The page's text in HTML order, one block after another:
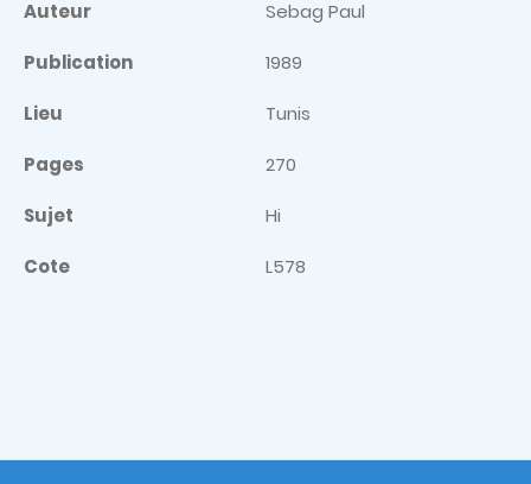
Auteur Sebag Paul
Publication 1989
Lieu Tunis
Pages 270
Sujet Hi
Cote L578